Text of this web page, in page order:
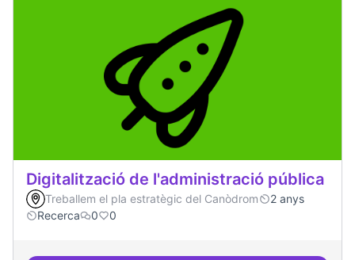
Digitalització de l'administració pública
Treballem el pla estratègic del Canòdrom
2 anys
Recerca
0 0